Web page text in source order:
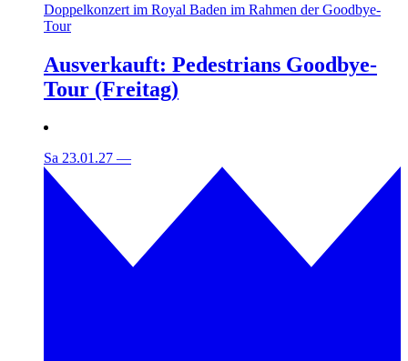
Doppelkonzert im Royal Baden im Rahmen der Goodbye-
Tour
Ausverkauft: Pedestrians Goodbye-
Tour (Freitag)
Sa 23.01.27 —